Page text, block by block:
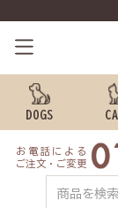
DOGS
犬のごはんから
猫のごはんから
お 電 話 に よ る
ご注文 ・ ご変更